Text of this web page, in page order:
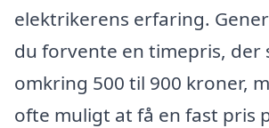
elektrikerens erfaring.
du forvente en timepris,
omkring 500 til 900 kroner,
ofte muligt at få en fast pris